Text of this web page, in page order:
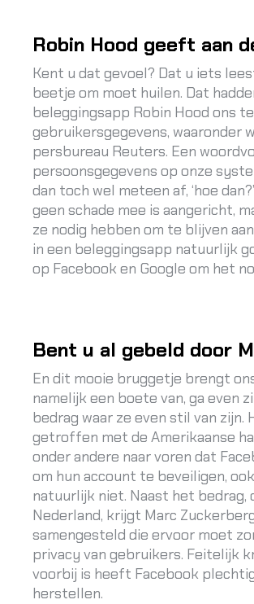
Robin Hood geeft aan
Kent u dat gevoel? Dat u iets
beetje om moet huilen. Dat
beleggingsapp Robin Hood ons
gebruikersgegevens, waaronder
persbureau Reuters. Een
persoonsgegevens op onze
dan toch wel meteen af, ‘hoe
geen schade mee is aangericht,
ze nodig hebben om te blijven
in een beleggingsapp natuurlijk
op Facebook en Google om het
Bent u al gebeld door
En dit mooie bruggetje brengt
namelijk een boete van, ga even
bedrag waar ze even stil van
getroffen met de Amerikaanse
onder andere naar voren dat
om hun account te beveiligen,
natuurlijk niet. Naast het
Nederland, krijgt Marc
samengesteld die ervoor moet
privacy van gebruikers. Feitelijk
voorbij is heeft Facebook
herstellen.